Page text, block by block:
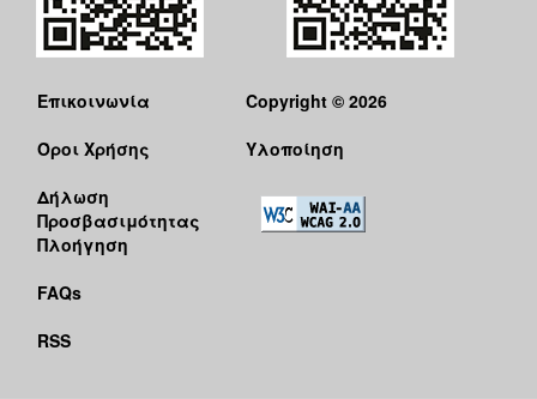
Επικοινωνία
Όροι Χρήσης
Δήλωση
Προσβασιμότητας
Πλοήγηση
FAQs
RSS
Copyright © 2026
Υλοποίηση